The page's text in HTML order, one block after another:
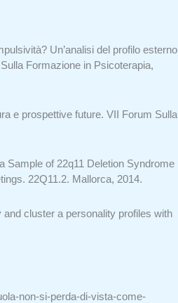
Un’analisi del profilo esterno
Formazione in Psicoterapia,
e prospettive future. VII Forum Sulla
Sample of 22q11 Deletion Syndrome
22Q11.2. Mallorca, 2014.
cluster a personality profiles with
non-si-perda-di-vista-come-